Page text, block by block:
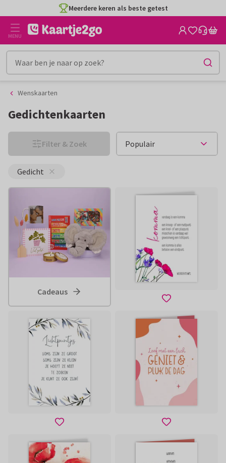
naar
inhoud
naar
het
filter
Meerdere keren als beste getest
MENU
Wenskaarten
Gedichtenkaarten
Filter & Zoek
Gedicht
Cadeaus